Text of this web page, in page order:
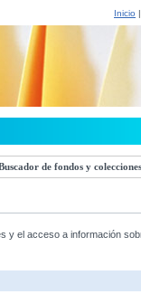
Inicio |
de fondos y
y el acceso a información